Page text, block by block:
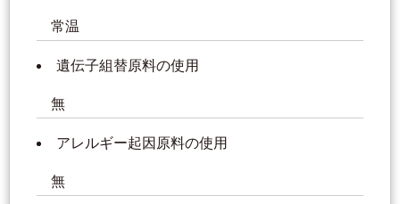
常温
遺伝子組替原料の使用
無
アレルギー起因原料の使用
無